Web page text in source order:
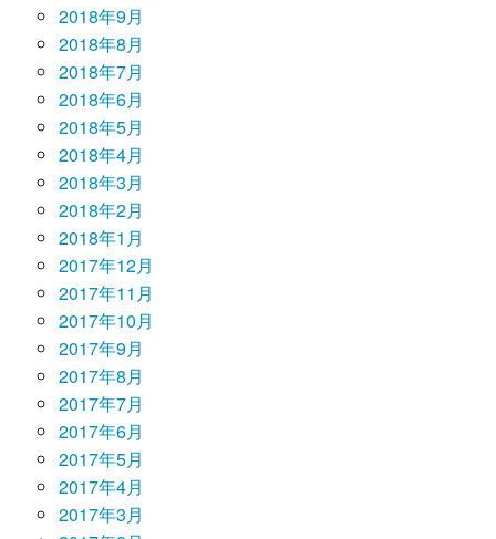
2018年9月
2018年8月
2018年7月
2018年6月
2018年5月
2018年4月
2018年3月
2018年2月
2018年1月
2017年12月
2017年11月
2017年10月
2017年9月
2017年8月
2017年7月
2017年6月
2017年5月
2017年4月
2017年3月